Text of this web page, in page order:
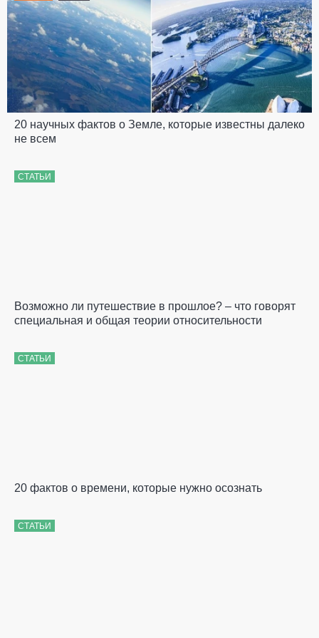
20 научных фактов о Земле, которые известны далеко
не всем
СТАТЬИ
Возможно ли путешествие в прошлое? – что говорят
специальная и общая теории относительности
СТАТЬИ
20 фактов о времени, которые нужно осознать
СТАТЬИ